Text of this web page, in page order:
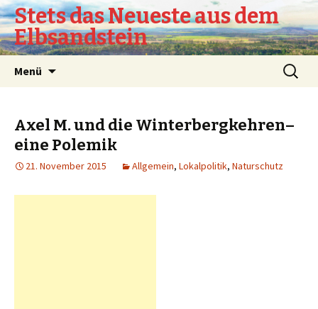
Stets das Neueste aus dem
Elbsandstein
Menü
Suchen
nach:
Axel M. und die Winterbergkehren–
eine Polemik
21. November 2015 Allgemein, Lokalpolitik, Naturschutz